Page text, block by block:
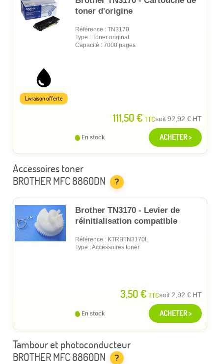
toner d'origine
Référence : TN3170
Type : Toner original
Capacité : 7000 pages
111,50 € TTCsoit92,92 € HT
Livraison offerte
En stock ACHETER >
Accessoires toner
BROTHER MFC 8860DN
?
Brother TN3170 - Levier de
réinitialisation compatible
Référence : KTRBTN3170L
Type : Accessoires toner
3,50 € TTCsoit2,92 € HT
En stock ACHETER >
Tambour et photoconducteur
BROTHER MFC 8860DN
?